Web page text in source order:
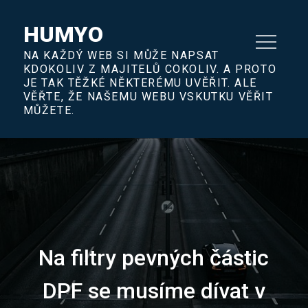
contentHUMYO
NA KAŽDÝ WEB SI MŮŽE NAPSAT
KDOKOLIV Z MAJITELŮ COKOLIV. A PROTO
JE TAK TĚŽKÉ NĚKTERÉMU UVĚŘIT. ALE
VĚŘTE, ŽE NAŠEMU WEBU VSKUTKU VĚŘIT
MŮŽETE.
Na filtry pevných částic
DPF se musíme dívat v